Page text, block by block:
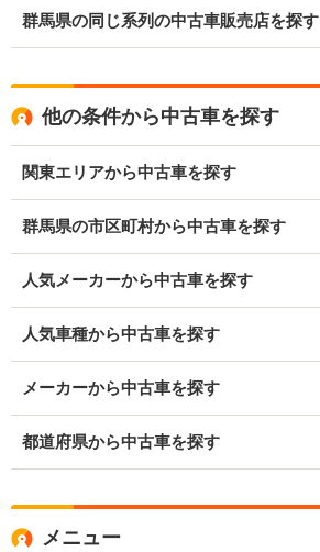
群馬県の同じ系列の中古車販売店を探す
他の条件から中古車を探す
関東エリアから中古車を探す
群馬県の市区町村から中古車を探す
人気メーカーから中古車を探す
人気車種から中古車を探す
メーカーから中古車を探す
都道府県から中古車を探す
メニュー